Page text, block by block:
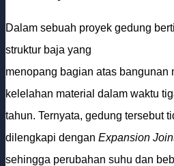
Dalam sebuah proyek gedung
struktur baja yang
menopang bagian atas bangunan
kelelahan material dalam waktu
tahun. Ternyata, gedung tersebut
dilengkapi dengan Expansion
sehingga perubahan suhu dan